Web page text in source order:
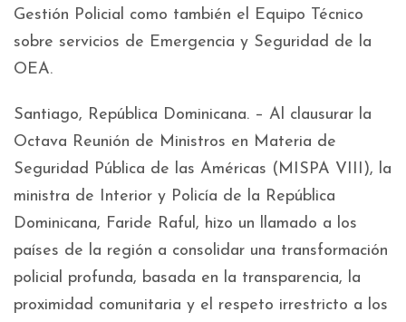
Gestión Policial como también el Equipo Técnico
sobre servicios de Emergencia y Seguridad de la
OEA.
Santiago, República Dominicana. – Al clausurar la
Octava Reunión de Ministros en Materia de
Seguridad Pública de las Américas (MISPA VIII), la
ministra de Interior y Policía de la República
Dominicana, Faride Raful, hizo un llamado a los
países de la región a consolidar una transformación
policial profunda, basada en la transparencia, la
proximidad comunitaria y el respeto irrestricto a los